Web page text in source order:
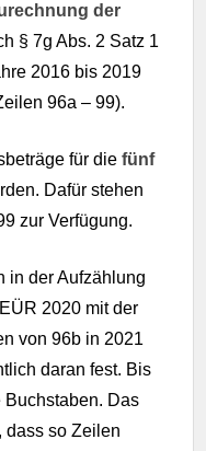
der
§ 7g Abs. 2 Satz 1
2016 bis 2019
96a – 99).
für diefünf
Dafür stehen
zur Verfügung.
in der Aufzählung
2020 mit der
von 96b in 2021
daran fest. Bis
Buchstaben. Das
dass so Zeilen